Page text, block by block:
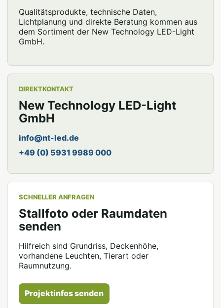
Qualitätsprodukte, technische Daten,
Lichtplanung und direkte Beratung kommen aus
dem Sortiment der New Technology LED-Light
GmbH.
DIREKTKONTAKT
New Technology LED-Light
GmbH
info@nt-led.de
+49 (0) 5931 9989 000
SCHNELLER ANFRAGEN
Stallfoto oder Raumdaten
senden
Hilfreich sind Grundriss, Deckenhöhe,
vorhandene Leuchten, Tierart oder
Raumnutzung.
Projektinfos senden